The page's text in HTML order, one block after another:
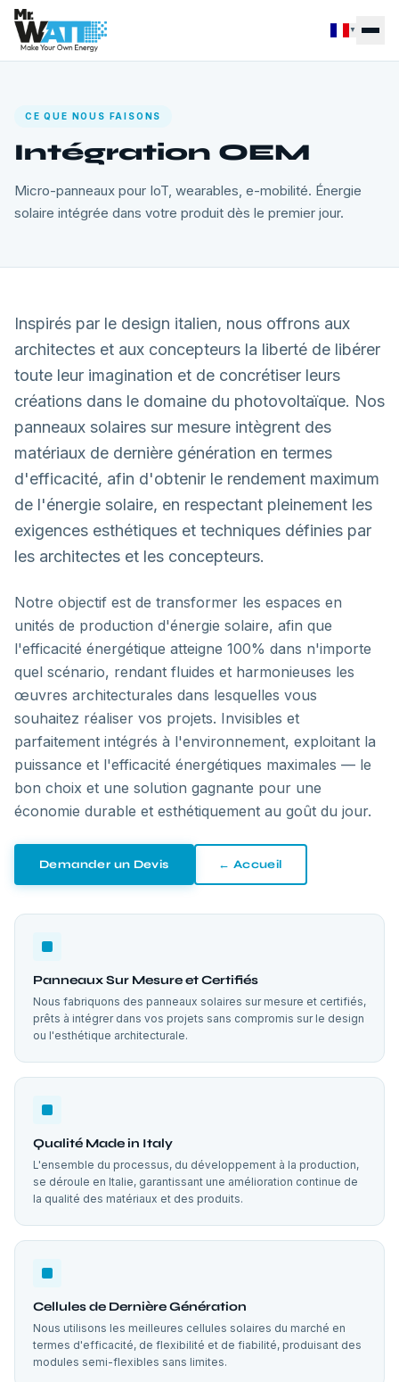
▼
CE QUE NOUS FAISONS
Intégration OEM
Micro-panneaux pour IoT, wearables, e-mobilité. Énergie
solaire intégrée dans votre produit dès le premier jour.
Inspirés par le design italien, nous offrons aux
architectes et aux concepteurs la liberté de libérer
toute leur imagination et de concrétiser leurs
créations dans le domaine du photovoltaïque. Nos
panneaux solaires sur mesure intègrent des
matériaux de dernière génération en termes
d'efficacité, afin d'obtenir le rendement maximum
de l'énergie solaire, en respectant pleinement les
exigences esthétiques et techniques définies par
les architectes et les concepteurs.
Notre objectif est de transformer les espaces en
unités de production d'énergie solaire, afin que
l'efficacité énergétique atteigne 100% dans n'importe
quel scénario, rendant fluides et harmonieuses les
œuvres architecturales dans lesquelles vous
souhaitez réaliser vos projets. Invisibles et
parfaitement intégrés à l'environnement, exploitant la
puissance et l'efficacité énergétiques maximales — le
bon choix et une solution gagnante pour une
économie durable et esthétiquement au goût du jour.
Demander un Devis ← Accueil
Panneaux Sur Mesure et Certifiés
Nous fabriquons des panneaux solaires sur mesure et certifiés,
prêts à intégrer dans vos projets sans compromis sur le design
ou l'esthétique architecturale.
Qualité Made in Italy
L'ensemble du processus, du développement à la production,
se déroule en Italie, garantissant une amélioration continue de
la qualité des matériaux et des produits.
Cellules de Dernière Génération
Nous utilisons les meilleures cellules solaires du marché en
termes d'efficacité, de flexibilité et de fiabilité, produisant des
modules semi-flexibles sans limites.